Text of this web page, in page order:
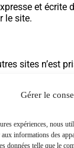
Gérer le
expériences, nous
aux informations des
données telle que le
et écrite
le site.
sites n’est